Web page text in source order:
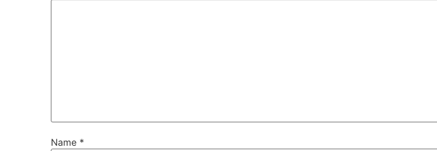
Name *